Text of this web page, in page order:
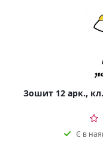
Зошит 12 арк.,
Є в